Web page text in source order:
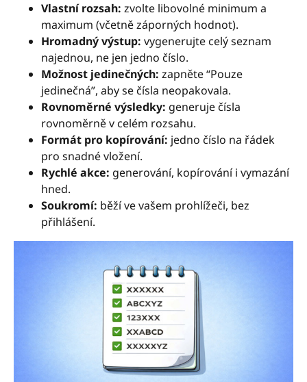
Vlastní rozsah: zvolte libovolné minimum a
maximum (včetně záporných hodnot).
Hromadný výstup: vygenerujte celý seznam
najednou, ne jen jedno číslo.
Možnost jedinečných: zapněte “Pouze
jedinečná”, aby se čísla neopakovala.
Rovnoměrné výsledky: generuje čísla
rovnoměrně v celém rozsahu.
Formát pro kopírování: jedno číslo na řádek
pro snadné vložení.
Rychlé akce: generování, kopírování i vymazání
hned.
Soukromí: běží ve vašem prohlížeči, bez
přihlášení.